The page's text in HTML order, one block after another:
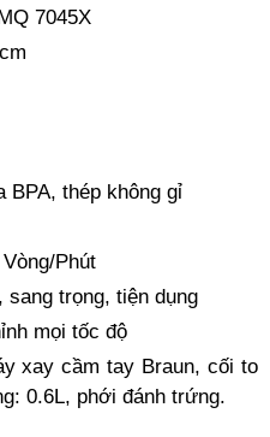
7045X
BPA, thép không gỉ
Phút
sang trọng, tiện dụng
mọi tốc độ
xay cầm tay Braun, cối to
0.6L, phới đánh trứng.